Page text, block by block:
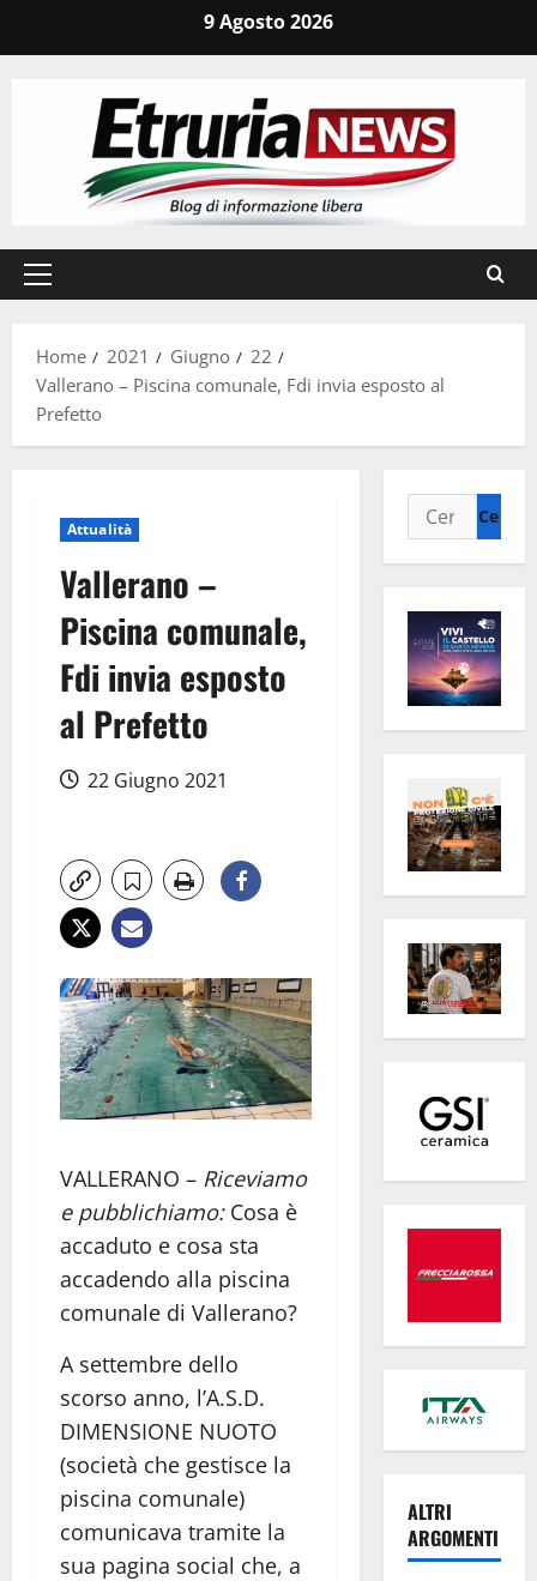
9 Agosto 2026
Menu
Home
2021 Giugno
22
Vallerano – Piscina comunale, Fdi invia esposto al
Prefetto
Attualità
Vallerano –
Piscina comunale,
Fdi invia esposto
al Prefetto
22 Giugno 2021
VALLERANO – Riceviamo
e pubblichiamo: Cosa è
accaduto e cosa sta
accadendo alla piscina
comunale di Vallerano?
A settembre dello
scorso anno, l’A.S.D.
DIMENSIONE NUOTO
(società che gestisce la
piscina comunale)
comunicava tramite la
sua pagina social che, a
Ricerca
per:
ALTRI
ARGOMENTI